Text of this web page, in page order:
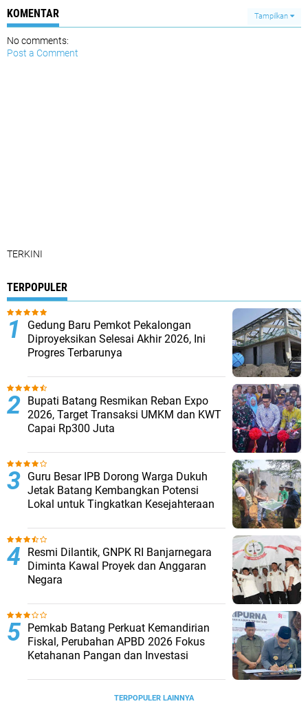
KOMENTAR Tampilkan
No comments:
Post a Comment
TERKINI
TERPOPULER
Gedung Baru Pemkot Pekalongan
Diproyeksikan Selesai Akhir 2026, Ini
Progres Terbarunya
Bupati Batang Resmikan Reban Expo
2026, Target Transaksi UMKM dan KWT
Capai Rp300 Juta
Guru Besar IPB Dorong Warga Dukuh
Jetak Batang Kembangkan Potensi
Lokal untuk Tingkatkan Kesejahteraan
Resmi Dilantik, GNPK RI Banjarnegara
Diminta Kawal Proyek dan Anggaran
Negara
Pemkab Batang Perkuat Kemandirian
Fiskal, Perubahan APBD 2026 Fokus
Ketahanan Pangan dan Investasi
TERPOPULER LAINNYA